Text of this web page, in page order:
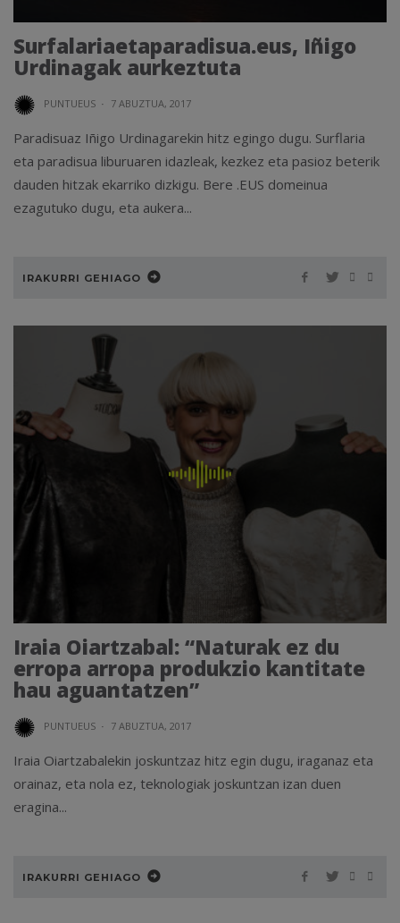
Surfalariaetaparadisua.eus, Iñigo
Urdinagak aurkeztuta
PUNTUEUS · 7 ABUZTUA, 2017
Paradisuaz Iñigo Urdinagarekin hitz egingo dugu. Surflaria
eta paradisua liburuaren idazleak, kezkez eta pasioz beterik
dauden hitzak ekarriko dizkigu. Bere .EUS domeinua
ezagutuko dugu, eta aukera...
IRAKURRI GEHIAGO
Iraia Oiartzabal: “Naturak ez du
erropa arropa produkzio kantitate
hau aguantatzen”
PUNTUEUS · 7 ABUZTUA, 2017
Iraia Oiartzabalekin joskuntzaz hitz egin dugu, iraganaz eta
orainaz, eta nola ez, teknologiak joskuntzan izan duen
eragina...
IRAKURRI GEHIAGO